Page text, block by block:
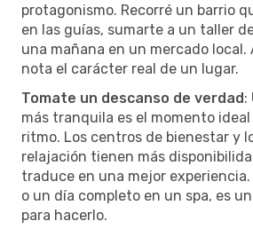
protagonismo. Recorré un barrio
en las guías, sumarte a un taller
una mañana en un mercado local.
nota el carácter real de un lugar.
Tomate un descanso de verdad:
más tranquila es el momento ideal
ritmo. Los centros de bienestar y
relajación tienen más
traduce en una mejor experiencia.
o un día completo en un spa, es
para hacerlo.